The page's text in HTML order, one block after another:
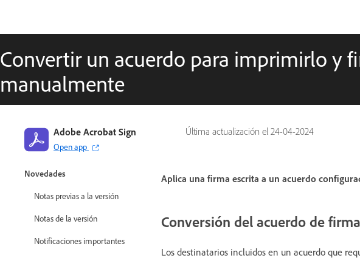
Convertir un acuerdo para imprimirlo y
manualmente
Última actualización el 24-04-2024
Adobe Acrobat Sign
Open app
Guía de Adobe Acrobat Sign
Novedades
Notas previas a la versión
Notas de la versión
Notificaciones importantes
Aplica una firma escrita a un acuerdo
Conversión del acuerdo de
Los destinatarios incluidos en un acuerdo que